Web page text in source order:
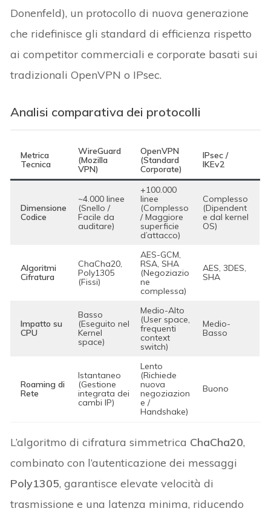
Donenfeld), un protocollo di nuova generazione
che ridefinisce gli standard di efficienza rispetto
ai competitor commerciali e corporate basati sui
tradizionali OpenVPN o IPsec.
Analisi comparativa dei protocolli
Metrica
Tecnica
WireGuard
(Mozilla
VPN)
OpenVPN
(Standard
Corporate)
IPsec /
IKEv2
Dimensione
Codice
~4.000 linee
(Snello /
Facile da
auditare)
+100.000
linee
(Complesso
/ Maggiore
superficie
d’attacco)
Complesso
(Dipendent
e dal kernel
OS)
Algoritmi
Cifratura
ChaCha20,
Poly1305
(Fissi)
AES-GCM,
RSA, SHA
(Negoziazio
ne
complessa)
AES, 3DES,
SHA
Impatto su
CPU
Basso
(Eseguito nel
Kernel
space)
Medio-Alto
(User space,
frequenti
context
switch)
Medio-
Basso
Roaming di
Rete
Istantaneo
(Gestione
integrata dei
cambi IP)
Lento
(Richiede
nuova
negoziazion
e /
Handshake)
Buono
L’algoritmo di cifratura simmetrica ChaCha20,
combinato con l’autenticazione dei messaggi
Poly1305, garantisce elevate velocità di
trasmissione e una latenza minima, riducendo